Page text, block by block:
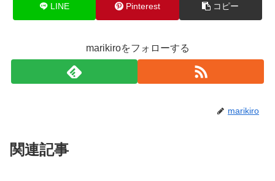
LINE Pinterest コピー
marikiroをフォローする
marikiro
関連記事